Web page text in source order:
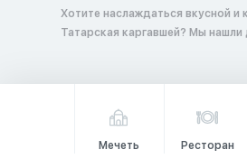
Хотите наслаждаться вкусной и
Татарская каргавшей? Мы
Мечеть Ресторан